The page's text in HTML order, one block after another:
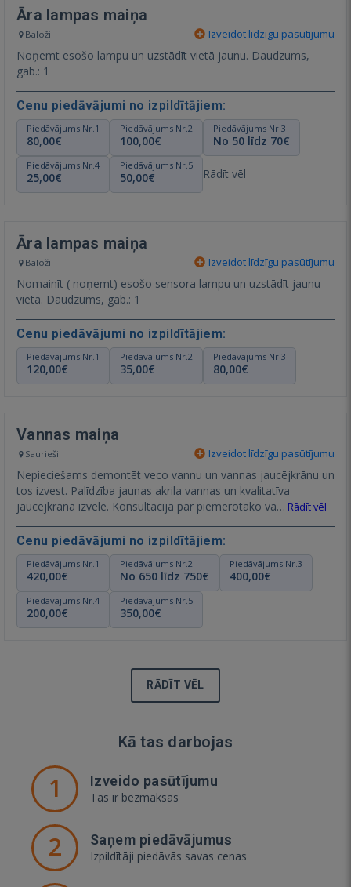
Āra lampas maiņa
Baloži Izveidot līdzīgu pasūtījumu
Noņemt esošo lampu un uzstādīt vietā jaunu. Daudzums,
gab.: 1
Cenu piedāvājumi no izpildītājiem:
Piedāvājums Nr.1
80,00€
Piedāvājums Nr.2
100,00€
Piedāvājums Nr.3
No 50 līdz 70€
Piedāvājums Nr.4
25,00€
Piedāvājums Nr.5
50,00€ Rādīt vēl
Āra lampas maiņa
Baloži Izveidot līdzīgu pasūtījumu
Nomainīt ( noņemt) esošo sensora lampu un uzstādīt jaunu
vietā. Daudzums, gab.: 1
Cenu piedāvājumi no izpildītājiem:
Piedāvājums Nr.1
120,00€
Piedāvājums Nr.2
35,00€
Piedāvājums Nr.3
80,00€
Vannas maiņa
Saurieši Izveidot līdzīgu pasūtījumu
Nepieciešams demontēt veco vannu un vannas jaucējkrānu un
tos izvest. Palīdzība jaunas akrila vannas un kvalitatīva
jaucējkrāna izvēlē. Konsultācija par piemērotāko va… Rādīt vēl
Cenu piedāvājumi no izpildītājiem:
Piedāvājums Nr.1
420,00€
Piedāvājums Nr.2
No 650 līdz 750€
Piedāvājums Nr.3
400,00€
Piedāvājums Nr.4
200,00€
Piedāvājums Nr.5
350,00€
RĀDĪT VĒL
Kā tas darbojas
1 Izveido pasūtījumu
Tas ir bezmaksas
2 Saņem piedāvājumus
Izpildītāji piedāvās savas cenas